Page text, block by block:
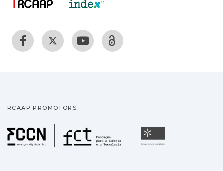
RCAAP PROMOTORS
Fundação para a